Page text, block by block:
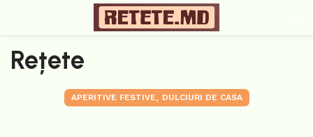
Rețete
APERITIVE FESTIVE, DULCIURI DE CASA